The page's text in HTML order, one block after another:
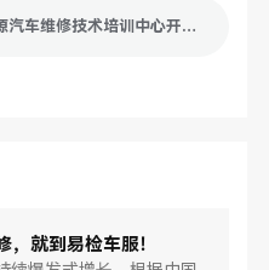
下一篇： 万店升级计划 | 新能源汽车维修技术培训中心开班招生！
就到易检车服！